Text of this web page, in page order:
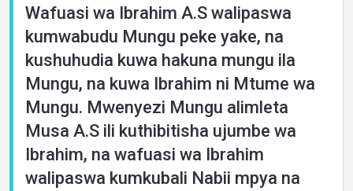
Wafuasi wa Ibrahim A.S walipaswa
kumwabudu Mungu peke yake, na
kushuhudia kuwa hakuna mungu ila
Mungu, na kuwa Ibrahim ni Mtume wa
Mungu. Mwenyezi Mungu alimleta
Musa A.S ili kuthibitisha ujumbe wa
Ibrahim, na wafuasi wa Ibrahim
walipaswa kumkubali Nabii mpya na